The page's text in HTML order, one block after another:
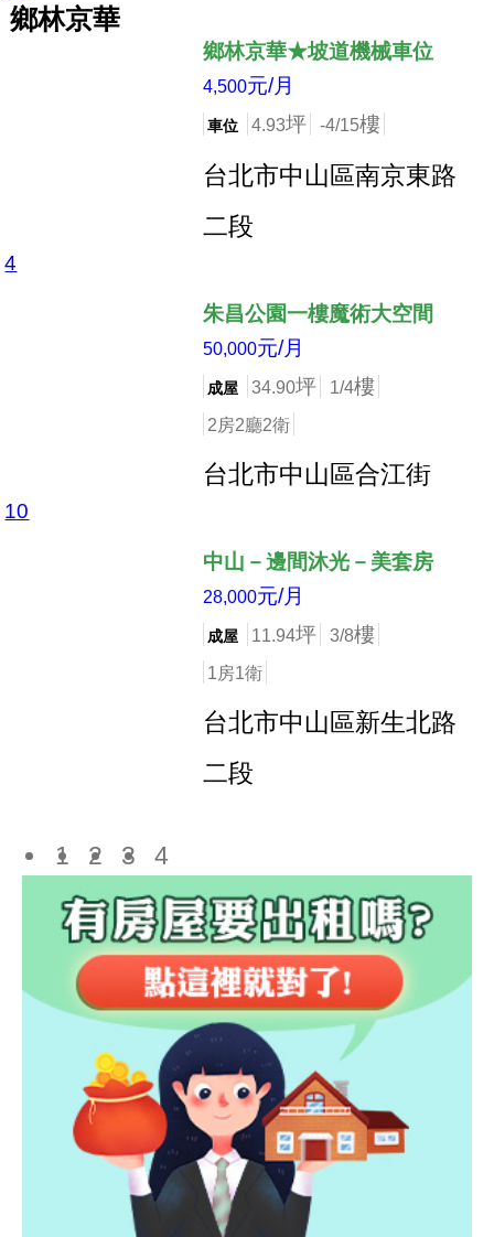
鄉林京華
鄉林京華★坡道機械車位
4,500元/月
車位 4.93坪 -4/15樓
台北市中山區南京東路
二段
店長推薦
4
朱昌公園一樓魔術大空間
50,000元/月
成屋 34.90坪 1/4樓
2房2廳2衛
台北市中山區合江街
店長推薦
10
中山－邊間沐光－美套房
28,000元/月
成屋 11.94坪 3/8樓
1房1衛
台北市中山區新生北路
二段
1 2 3 4